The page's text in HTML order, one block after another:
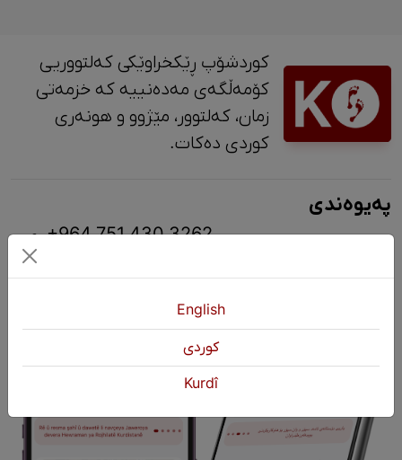
کوردشۆپ ڕێکخراوێکی کەلتووریی
کۆمەڵگەی مەدەنییە کە خزمەتی
زمان، کەلتوور، مێژوو و ‎هونەری
کوردی دەکات.
پەیوەندی
+964 751 430 3262
English
كوردی
Kurdî